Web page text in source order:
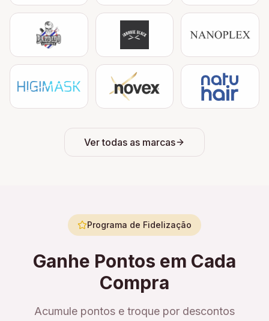
Ver todas as marcas
Programa de Fidelização
Ganhe Pontos em Cada
Compra
Acumule pontos e troque por descontos